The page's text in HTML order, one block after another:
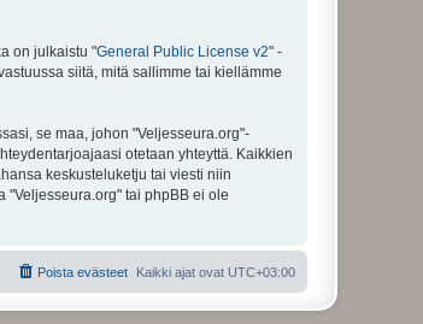
on julkaistu "General Public License v2" -
siitä, mitä sallimme tai kiellämme
se maa, johon "Veljesseura.org"-
otetaan yhteyttä. Kaikkien
keskusteluketju tai viesti niin
"Veljesseura.org" tai phpBB ei ole
Kaikki ajat ovat UTC+03:00
Poista evästeet